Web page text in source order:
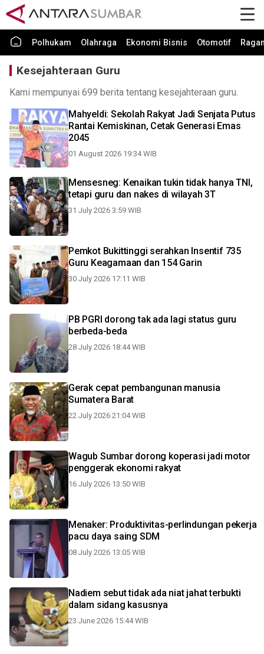
Polhukam Olahraga Ekonomi Bisnis Otomotif
Kesejahteraan Guru
Kami mempunyai 699 berita tentang kesejahteraan guru.
Mahyeldi: Sekolah Rakyat Jadi Senjata Putus
Rantai Kemiskinan, Cetak Generasi Emas
2045
01 August 2026 19:34 WIB
Mensesneg: Kenaikan tukin tidak hanya TNI,
tetapi guru dan nakes di wilayah 3T
31 July 2026 3:59 WIB
Pemkot Bukittinggi serahkan Insentif 735
Guru Keagamaan dan 154 Garin
30 July 2026 17:11 WIB
PB PGRI dorong tak ada lagi status guru
berbeda-beda
28 July 2026 18:44 WIB
Gerak cepat pembangunan manusia
Sumatera Barat
22 July 2026 21:04 WIB
Wagub Sumbar dorong koperasi jadi motor
penggerak ekonomi rakyat
16 July 2026 13:50 WIB
Menaker: Produktivitas-perlindungan pekerja
pacu daya saing SDM
08 July 2026 13:05 WIB
Nadiem sebut tidak ada niat jahat terbukti
dalam sidang kasusnya
23 June 2026 15:44 WIB